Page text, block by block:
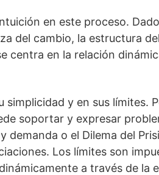
en este proceso.
del cambio, la estructura
centra en la relación
simplicidad y en sus límites.
soportar y expresar
o el Dilema del
Los límites son
a través de la